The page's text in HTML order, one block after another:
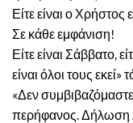
Είτε είναι ο Χρήστος
Σε κάθε εμφάνιση!
Είτε είναι Σάββατο,
είναι όλοι τους εκεί»
«Δεν συμβιβαζόμαστε
περήφανος. Δήλωση